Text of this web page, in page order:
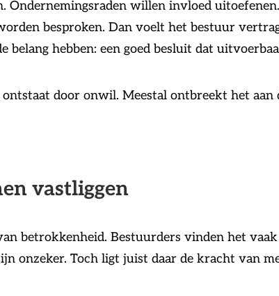
Ondernemingsraden willen invloed
besproken. Dan voelt het bestuur
hebben: een goed besluit dat
door onwil. Meestal ontbreekt het
vastliggen
betrokkenheid. Bestuurders vinden het
onzeker. Toch ligt juist daar de kracht van